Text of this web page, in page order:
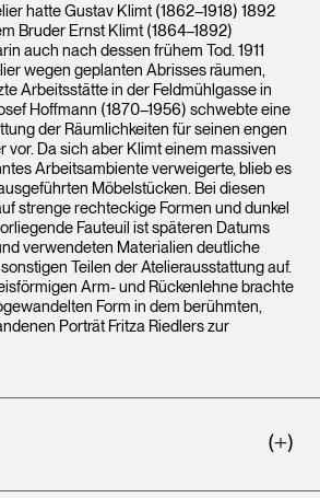
hatte Gustav Klimt (1862–1918) 1892
Bruder Ernst Klimt (1864–1892)
auch nach dessen frühem Tod. 1911
wegen geplanten Abrisses räumen,
Arbeitsstätte in der Feldmühlgasse in
Hoffmann (1870–1956) schwebte eine
der Räumlichkeiten für seinen engen
vor. Da sich aber Klimt einem massiven
Arbeitsambiente verweigerte, blieb es
Möbelstücken. Bei diesen
strenge rechteckige Formen und dunkel
Fauteuil ist späteren Datums
verwendeten Materialien deutliche
Teilen der Atelierausstattung auf.
Arm- und Rückenlehne brachte
Form in dem berühmten,
Porträt Fritza Riedlers zur